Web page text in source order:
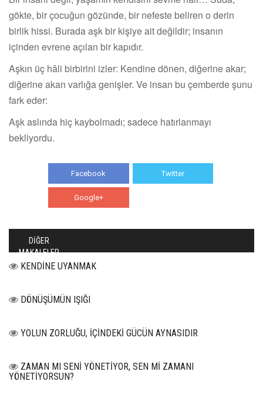
gökte, bir çocuğun gözünde, bir nefeste beliren o derin
birlik hissi. Burada aşk bir kişiye ait değildir; insanın
içinden evrene açılan bir kapıdır.
Aşkın üç hâli birbirini izler: Kendine dönen, diğerine akar;
diğerine akan varlığa genişler. Ve insan bu çemberde şunu
fark eder:
Aşk aslında hiç kaybolmadı; sadece hatırlanmayı
bekliyordu.
Facebook Twitter
Google+
DİĞER
MAKALELER
KENDİNE UYANMAK
DÖNÜŞÜMÜN IŞIĞI
YOLUN ZORLUĞU, İÇİNDEKİ GÜCÜN AYNASIDIR
ZAMAN MI SENİ YÖNETİYOR, SEN Mİ ZAMANI
YÖNETİYORSUN?